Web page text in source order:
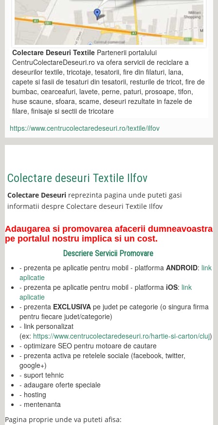
Colectare Deseuri Textile Partenerii portalului
CentruColectareDeseuri.ro va ofera servicii de reciclare a
deseurilor textile, tricotaje, tesatorii, fire din filaturi, lana,
capete si fasii de tesaturi din tesatorii, resturile de tricot, fire de
bumbac, cearceafuri, lavete, perne, paturi, prosoape, tifon,
huse scaune, sfoara, scame, deseuri rezultate in fazele de
filare, finisaje si sectii de tricotare
https://www.centrucolectaredeseuri.ro/textile/ilfov
Colectare deseuri Textile Ilfov
Colectare Deseuri reprezinta pagina unde puteti gasi
informatii despre Colectare deseuri Textile Ilfov
Adaugarea si promovarea afacerii dumneavoastra
pe portalul nostru implica si un cost.
Descriere Servicii Promovare
- prezenta pe aplicatie pentru mobil - platforma ANDROID: link
aplicatie
- prezenta pe aplicatie pentru mobil - platforma iOS: link
aplicatie
- prezenta EXCLUSIVA pe judet pe categorie (o singura firma
pentru fiecare judet/categorie)
- link personalizat
(ex: https://www.centrucolectaredeseuri.ro/hartie-si-carton/cluj)
- optimizare SEO pentru motoare de cautare
- prezenta activa pe retelele sociale (facebook, twitter,
google+)
- suport tehnic
- adaugare oferte speciale
- hosting
- mentenanta
Pagina proprie unde va puteti afisa: